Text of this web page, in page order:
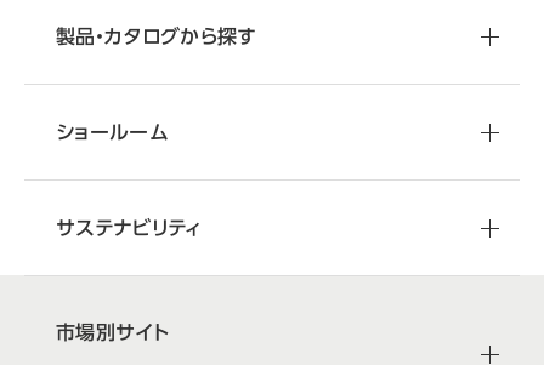
製品・カタログから探す
ショールーム
サステナビリティ
市場別サイト